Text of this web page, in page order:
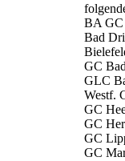
BA GC
Bad
GC
GLC
Westf.
GC
GC
GC
GC